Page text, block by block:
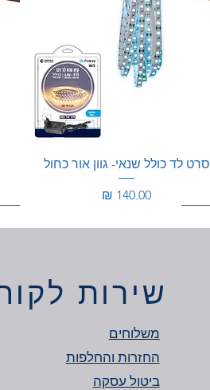
סרט לד כולל שנאי- גוון אור כחול
מחיר
שירות
משלוחים
החזרות והחלפות
ביטול עסקה​​​